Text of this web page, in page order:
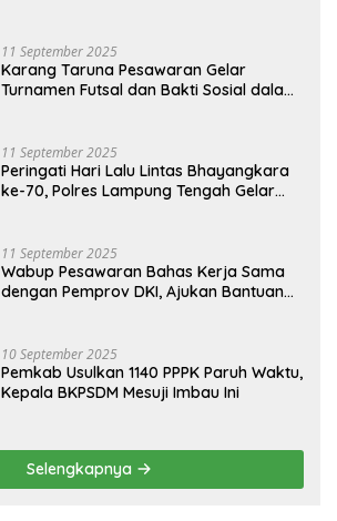
11 September 2025
Karang Taruna Pesawaran Gelar
Turnamen Futsal dan Bakti Sosial dalam
11 September 2025
Peringati Hari Lalu Lintas Bhayangkara
ke-70, Polres Lampung Tengah Gelar
11 September 2025
Wabup Pesawaran Bahas Kerja Sama
dengan Pemprov DKI, Ajukan Bantuan
10 September 2025
Pemkab Usulkan 1140 PPPK Paruh Waktu,
Kepala BKPSDM Mesuji Imbau Ini
Selengkapnya